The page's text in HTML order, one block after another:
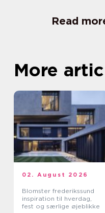
Read
More
02. August 2026
Blomster frederikssund
inspiration til hverdag,
fest og særlige øjeblikke